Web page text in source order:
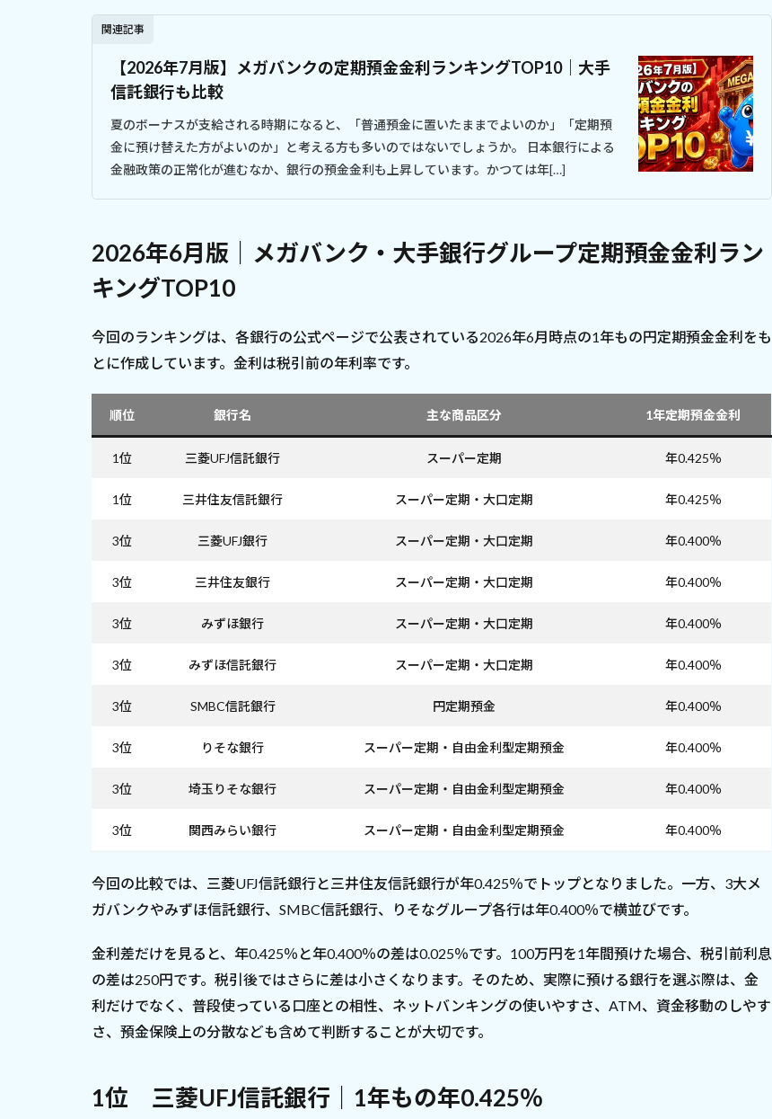
関連記事
【2026年7月版】メガバンクの定期預金金利ランキングTOP10｜大手
信託銀行も比較
夏のボーナスが支給される時期になると、「普通預金に置いたままでよいのか」「定期預
金に預け替えた方がよいのか」と考える方も多いのではないでしょうか。 日本銀行による
金融政策の正常化が進むなか、銀行の預金金利も上昇しています。かつては年[…]
2026年6月版｜メガバンク・大手銀行グループ定期預金金利ラン
キングTOP10
今回のランキングは、各銀行の公式ページで公表されている2026年6月時点の1年もの円定期預金金利をも
とに作成しています。金利は税引前の年利率です。
順位 銀行名 主な商品区分 1年定期預金金利
1位 三菱UFJ信託銀行 スーパー定期 年0.425％
1位 三井住友信託銀行 スーパー定期・大口定期 年0.425％
3位 三菱UFJ銀行 スーパー定期・大口定期 年0.400％
3位 三井住友銀行 スーパー定期・大口定期 年0.400％
3位 みずほ銀行 スーパー定期・大口定期 年0.400％
3位 みずほ信託銀行 スーパー定期・大口定期 年0.400％
3位 SMBC信託銀行 円定期預金 年0.400％
3位 りそな銀行 スーパー定期・自由金利型定期預金 年0.400％
3位 埼玉りそな銀行 スーパー定期・自由金利型定期預金 年0.400％
3位 関西みらい銀行 スーパー定期・自由金利型定期預金 年0.400％
今回の比較では、三菱UFJ信託銀行と三井住友信託銀行が年0.425％でトップとなりました。一方、3大メ
ガバンクやみずほ信託銀行、SMBC信託銀行、りそなグループ各行は年0.400％で横並びです。
金利差だけを見ると、年0.425％と年0.400％の差は0.025％です。100万円を1年間預けた場合、税引前利息
の差は250円です。税引後ではさらに差は小さくなります。そのため、実際に預ける銀行を選ぶ際は、金
利だけでなく、普段使っている口座との相性、ネットバンキングの使いやすさ、ATM、資金移動のしやす
さ、預金保険上の分散なども含めて判断することが大切です。
1位 三菱UFJ信託銀行｜1年もの年0.425％